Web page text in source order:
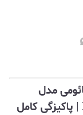
مدل
Xiaomi Robot Vacuum S20 | پاکیزگی کامل